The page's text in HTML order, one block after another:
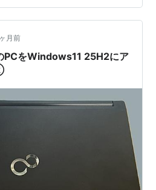
を割ったとはいえ、まだかなり
る。 これまでに無理やり
ードしていた…
月前
PCをWindows11 25H2にア